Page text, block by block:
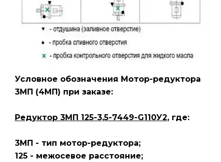
Условное обозначения Мотор-редуктора
3МП (4МП) при заказе:
Редуктор 3МП 125-3,5-7449-G110У2, где:
3МП - тип мотор-редуктора;
125 - межосевое расстояние;